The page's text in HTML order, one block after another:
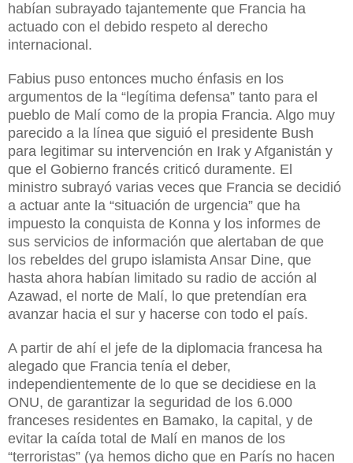
habían subrayado tajantemente que Francia ha
actuado con el debido respeto al derecho
internacional.
Fabius puso entonces mucho énfasis en los
argumentos de la “legítima defensa” tanto para el
pueblo de Malí como de la propia Francia. Algo muy
parecido a la línea que siguió el presidente Bush
para legitimar su intervención en Irak y Afganistán y
que el Gobierno francés criticó duramente. El
ministro subrayó varias veces que Francia se decidió
a actuar ante la “situación de urgencia” que ha
impuesto la conquista de Konna y los informes de
sus servicios de información que alertaban de que
los rebeldes del grupo islamista Ansar Dine, que
hasta ahora habían limitado su radio de acción al
Azawad, el norte de Malí, lo que pretendían era
avanzar hacia el sur y hacerse con todo el país.
A partir de ahí el jefe de la diplomacia francesa ha
alegado que Francia tenía el deber,
independientemente de lo que se decidiese en la
ONU, de garantizar la seguridad de los 6.000
franceses residentes en Bamako, la capital, y de
evitar la caída total de Malí en manos de los
“terroristas” (ya hemos dicho que en París no hacen